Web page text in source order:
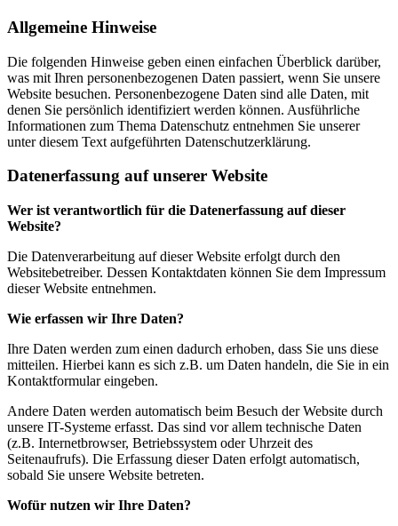
Allgemeine Hinweise
Die folgenden Hinweise geben einen einfachen Überblick darüber,
was mit Ihren personenbezogenen Daten passiert, wenn Sie unsere
Website besuchen. Personenbezogene Daten sind alle Daten, mit
denen Sie persönlich identifiziert werden können. Ausführliche
Informationen zum Thema Datenschutz entnehmen Sie unserer
unter diesem Text aufgeführten Datenschutzerklärung.
Datenerfassung auf unserer Website
Wer ist verantwortlich für die Datenerfassung auf dieser
Website?
Die Datenverarbeitung auf dieser Website erfolgt durch den
Websitebetreiber. Dessen Kontaktdaten können Sie dem Impressum
dieser Website entnehmen.
Wie erfassen wir Ihre Daten?
Ihre Daten werden zum einen dadurch erhoben, dass Sie uns diese
mitteilen. Hierbei kann es sich z.B. um Daten handeln, die Sie in ein
Kontaktformular eingeben.
Andere Daten werden automatisch beim Besuch der Website durch
unsere IT-Systeme erfasst. Das sind vor allem technische Daten
(z.B. Internetbrowser, Betriebssystem oder Uhrzeit des
Seitenaufrufs). Die Erfassung dieser Daten erfolgt automatisch,
sobald Sie unsere Website betreten.
Wofür nutzen wir Ihre Daten?